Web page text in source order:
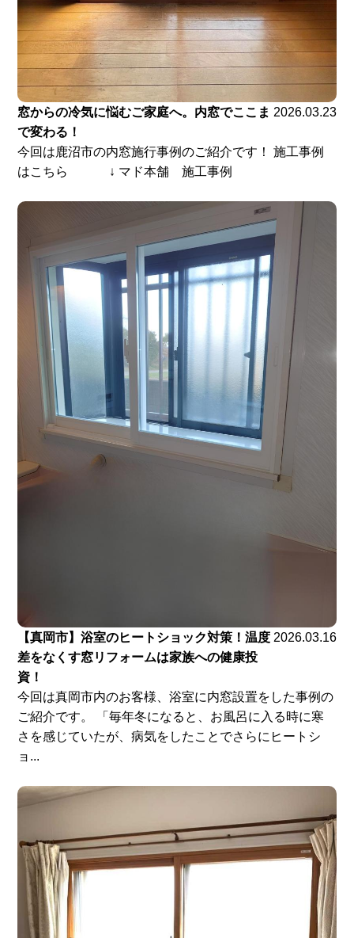
窓からの冷気に悩むご家庭へ。内窓でここま
で変わる！
2026.03.23
今回は鹿沼市の内窓施行事例のご紹介です！ 施工事例
はこちら ↓ マド本舗 施工事例
【真岡市】浴室のヒートショック対策！温度
差をなくす窓リフォームは家族への健康投
資！
2026.03.16
今回は真岡市内のお客様、浴室に内窓設置をした事例の
ご紹介です。 「毎年冬になると、お風呂に入る時に寒
さを感じていたが、病気をしたことでさらにヒートシ
ョ...